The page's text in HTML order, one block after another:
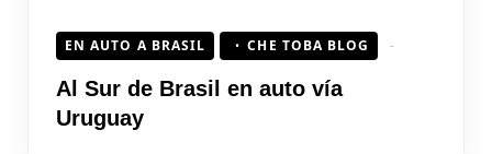
EN AUTO A BRASIL CHE TOBA BLOG
Al Sur de Brasil en auto vía
Uruguay